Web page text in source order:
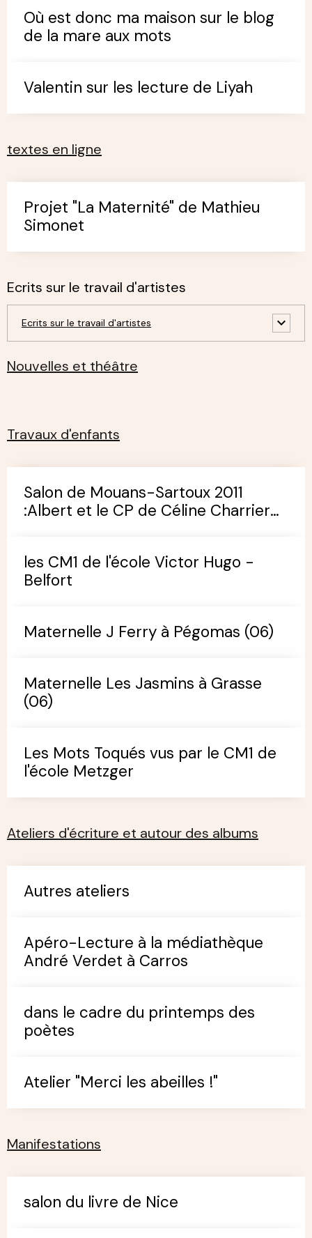
Où est donc ma maison sur le blog
de la mare aux mots
Valentin sur les lecture de Liyah
textes en ligne
Projet "La Maternité" de Mathieu
Simonet
Ecrits sur le travail d'artistes
Ecrits sur le travail d'artistes
Nouvelles et théâtre
Travaux d'enfants
Salon de Mouans-Sartoux 2011
:Albert et le CP de Céline Charrier
les CM1 de l'école Victor Hugo -
Belfort
Maternelle J Ferry à Pégomas (06)
Maternelle Les Jasmins à Grasse
(06)
Les Mots Toqués vus par le CM1 de
l'école Metzger
Ateliers d'écriture et autour des albums
Autres ateliers
Apéro-Lecture à la médiathèque
André Verdet à Carros
dans le cadre du printemps des
poètes
Atelier "Merci les abeilles !"
Manifestations
salon du livre de Nice